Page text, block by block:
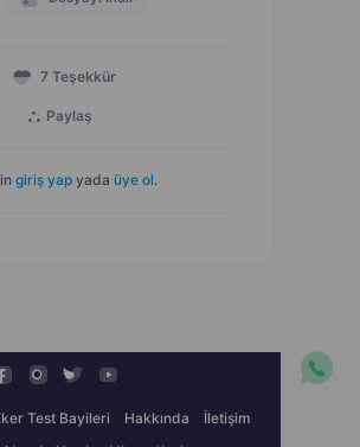
7 Teşekkür
Paylaş
giriş yap yada üye ol.
Test Bayileri Hakkında İletişim